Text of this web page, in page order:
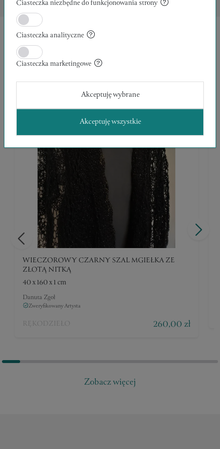
TAGI
INNE W TEJ KATEGORII
WIECZOROWY CZARNY SZAL MGIEŁKA ZE
ZŁOTĄ NITKĄ
40 x 160 x 1 cm
Danuta Zgoł
Zweryfikowany Artysta
RĘKODZIEŁO 260,00 zł
Zobacz więcej
Ciasteczka niezbędne do funkcjonowania strony
Ciasteczka analityczne
Ciasteczka marketingowe
Akceptuję wybrane
Akceptuję wszystkie